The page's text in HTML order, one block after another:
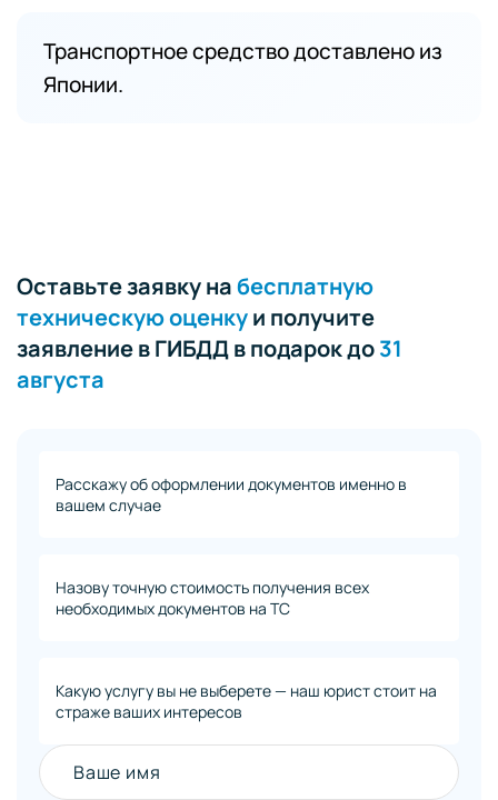
Транспортное средство доставлено из
Японии.
Оставьте заявку набесплатную
техническую оценкуи получите
заявление в ГИБДД в подарок до31
августа
Расскажу об оформлении документов именно в
вашем случае
Назову точную стоимость получения всех
необходимых документов на ТС
Какую услугу вы не выберете — наш юрист стоит на
страже ваших интересов
Ваше имя